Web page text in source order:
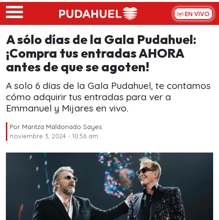
Skip to main content
EN VIVO
A sólo días de la Gala Pudahuel:
¡Compra tus entradas AHORA
antes de que se agoten!
A solo 6 días de la Gala Pudahuel, te contamos
cómo adquirir tus entradas para ver a
Emmanuel y Mijares en vivo.
Por Maritza Maldonado Sayes
noviembre 3, 2024 - 10:56 am